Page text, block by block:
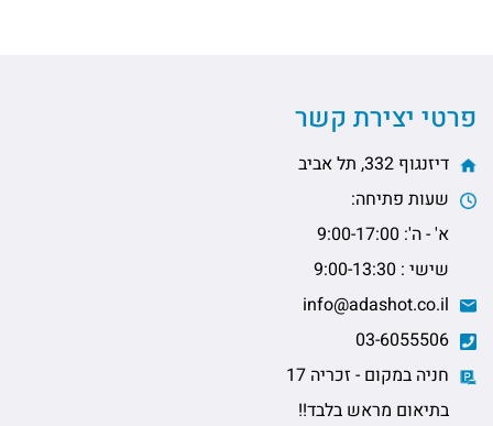
פרטי יצירת קשר
דיזנגוף 332, תל אביב
שעות פתיחה:
א' - ה': 9:00-17:00
שישי : 9:00-13:30
חניה במקום - זכריה 17
בתיאום מראש בלבד!!